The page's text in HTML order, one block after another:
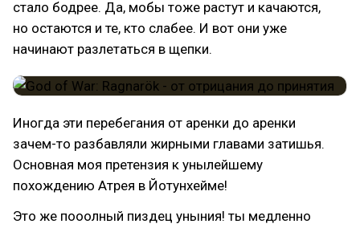
стало бодрее. Да, мобы тоже растут и качаются,
но остаются и те, кто слабее. И вот они уже
начинают разлетаться в щепки.
Иногда эти перебегания от аренки до аренки
зачем-то разбавляли жирными главами затишья.
Основная моя претензия к унылейшему
похождению Атрея в Йотунхейме!
Это же пооолный пиздец уныния! ты медленно